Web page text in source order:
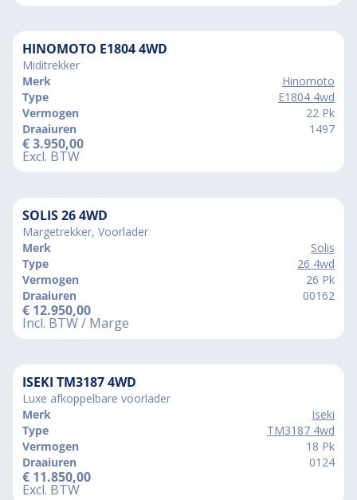
HINOMOTO E1804 4WD
Miditrekker
Merk
Hinomoto
Type
E1804 4wd
Vermogen
22 Pk
Draaiuren
1497
€3.950,00
Excl. BTW
SOLIS 26 4WD
Margetrekker, Voorlader
Merk
Solis
Type
26 4wd
Vermogen
26 Pk
Draaiuren
00162
€ 12.950,00
Incl. BTW / Marge
ISEKI TM3187 4WD
Luxe afkoppelbare voorlader
Merk
Iseki
Type
TM3187 4wd
Vermogen
18 Pk
Draaiuren
0124
€ 11.850,00
Excl. BTW